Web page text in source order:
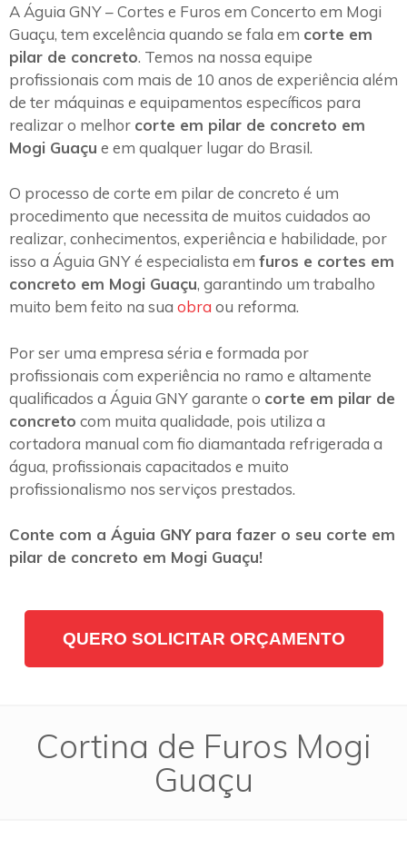
A Águia GNY – Cortes e Furos em Concerto em Mogi
Guaçu, tem excelência quando se fala em corte em
pilar de concreto. Temos na nossa equipe
profissionais com mais de 10 anos de experiência além
de ter máquinas e equipamentos específicos para
realizar o melhor corte em pilar de concreto em
Mogi Guaçu e em qualquer lugar do Brasil.
O processo de corte em pilar de concreto é um
procedimento que necessita de muitos cuidados ao
realizar, conhecimentos, experiência e habilidade, por
isso a Águia GNY é especialista em furos e cortes em
concreto em Mogi Guaçu, garantindo um trabalho
muito bem feito na sua obra ou reforma.
Por ser uma empresa séria e formada por
profissionais com experiência no ramo e altamente
qualificados a Águia GNY garante o corte em pilar de
concreto com muita qualidade, pois utiliza a
cortadora manual com fio diamantada refrigerada a
água, profissionais capacitados e muito
profissionalismo nos serviços prestados.
Conte com a Águia GNY para fazer o seu corte em
pilar de concreto em Mogi Guaçu!
QUERO SOLICITAR ORÇAMENTO
Cortina de Furos Mogi
Guaçu